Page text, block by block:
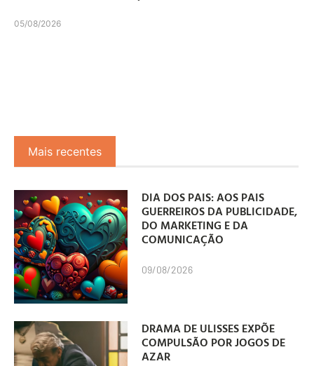
05/08/2026
Mais recentes
DIA DOS PAIS: AOS PAIS
GUERREIROS DA PUBLICIDADE,
DO MARKETING E DA
COMUNICAÇÃO
09/08/2026
DRAMA DE ULISSES EXPÕE
COMPULSÃO POR JOGOS DE
AZAR